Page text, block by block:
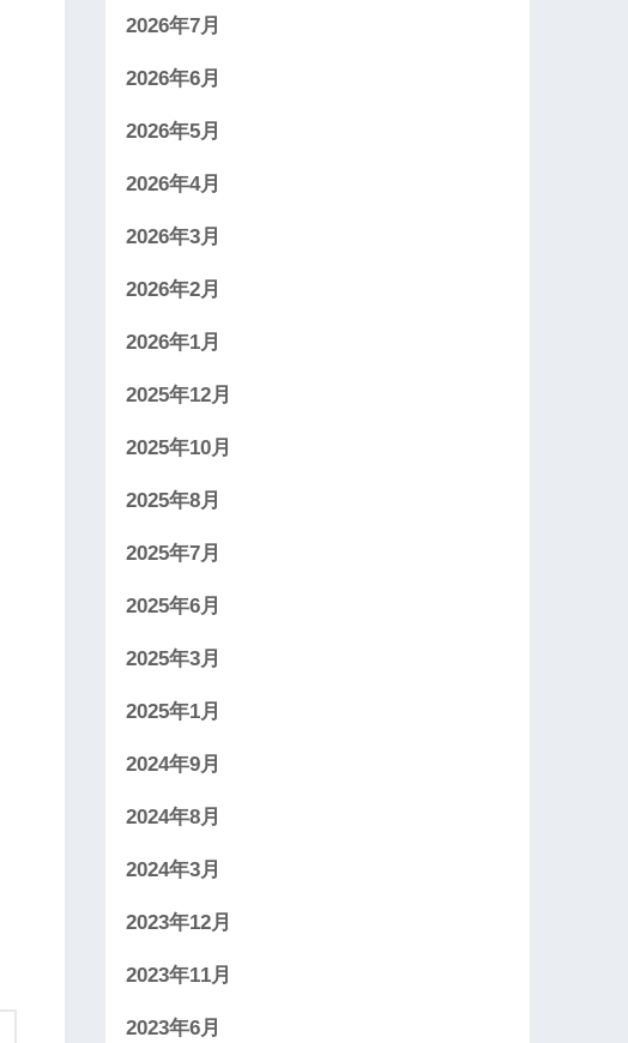
2026年7月
2026年6月
2026年5月
2026年4月
2026年3月
2026年2月
2026年1月
2025年12月
2025年10月
2025年8月
2025年7月
2025年6月
2025年3月
2025年1月
2024年9月
2024年8月
2024年3月
2023年12月
2023年11月
2023年6月